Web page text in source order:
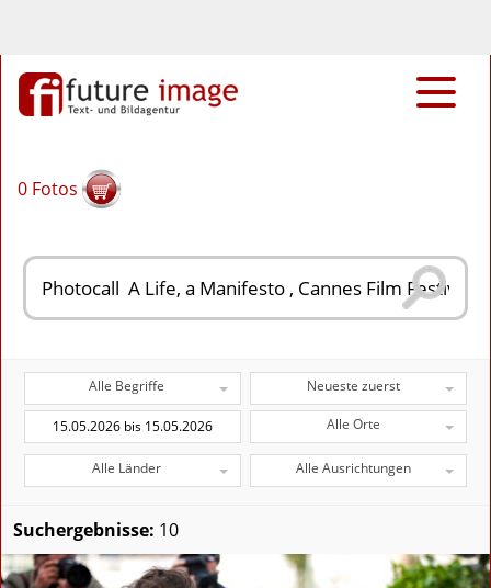
0 Fotos
Alle Begriffe Neueste zuerst
Alle Orte
Alle Länder Alle Ausrichtungen
Suchergebnisse: 10